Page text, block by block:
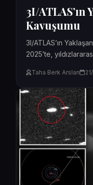
3I/ATLAS’ın
Kavuşumu
3I/ATLAS’ın
2025’te,
durum bir...
Taha Berk Arslan